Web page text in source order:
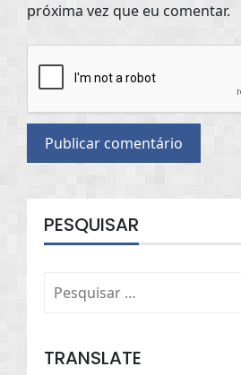
próxima vez que eu comentar.
PESQUISAR
por:
TRANSLATE